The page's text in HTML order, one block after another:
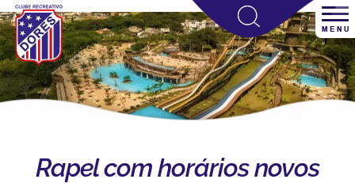
Rapel com horários novos